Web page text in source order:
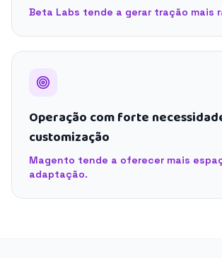
Beta Labs tende a gerar tração mais
Operação com forte
customização
Magento tende a oferecer mais
adaptação.